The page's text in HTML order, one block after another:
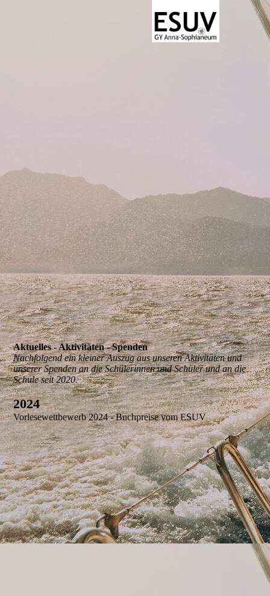
Aktuelles - Aktivitäten - Spenden
Nachfolgend ein kleiner Auszug aus unseren Aktivitäten und
unserer Spenden an die Schülerinnen und Schüler und an die
Schule seit 2020.
2024
Vorlesewettbewerb2024 - Buchpreise vom ESUV